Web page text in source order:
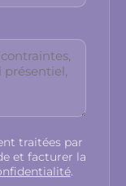
traitées par
et facturer la
.